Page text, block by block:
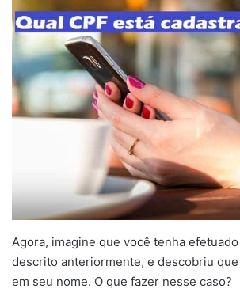
Agora, imagine que você tenha
descrito anteriormente, e descobriu
em seu nome. O que fazer nesse caso?